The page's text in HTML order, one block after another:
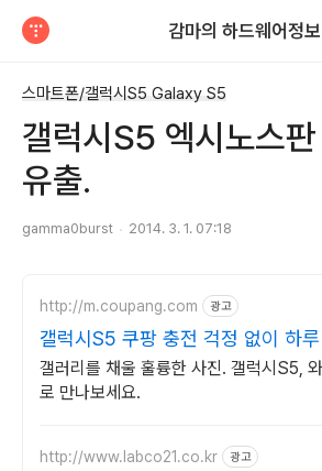
감마의 하드웨어정
스마트폰/갤럭시S5 Galaxy S5
갤럭시S5 엑시노스
유출.
gamma0burst 2014. 3. 1. 07:18
http://m.coupang.com 광고
갤럭시S5 쿠팡 충전 걱정 없이 하
갤러리를 채울 훌륭한 사진. 갤럭시S5,
로 만나보세요.
http://www.labco21.co.kr 광고